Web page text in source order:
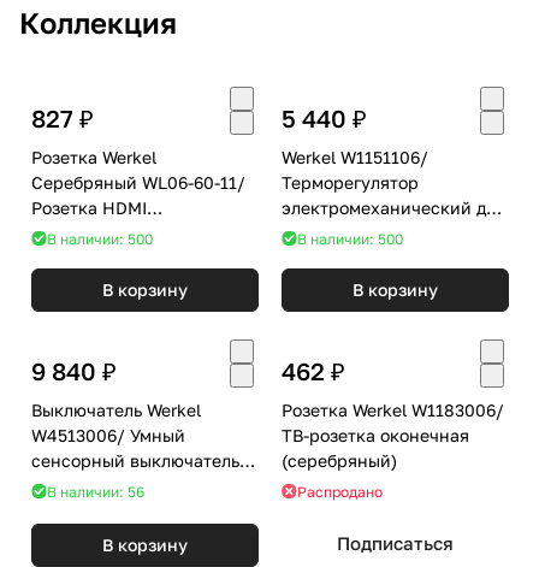
Коллекция
827 ₽
Розетка Werkel
Серебряный WL06-60-11/
Розетка HDMI
(серебряный)
В наличии: 500
В корзину
5 440 ₽
Werkel W1151106/
Терморегулятор
электромеханический для
теплого пола (серебряный)
В наличии: 500
В корзину
9 840 ₽
Выключатель Werkel
W4513006/ Умный
сенсорный выключатель
одноклавишный
В наличии: 56
В корзину
462 ₽
Розетка Werkel W1183006/
ТВ-розетка оконечная
(серебряный)
Распродано
Подписаться